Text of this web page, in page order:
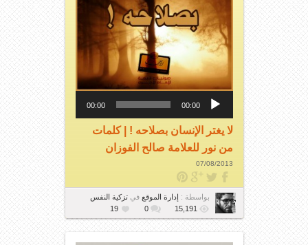
الصوت
00:00
00:00
لا يغتر الإنسان بصلاحه ! | كلمات
من نور للعلامة صالح الفوزان
07/08/2013
بواسطة : إدارة الموقعفيتزكية النفس
15,191
0
19